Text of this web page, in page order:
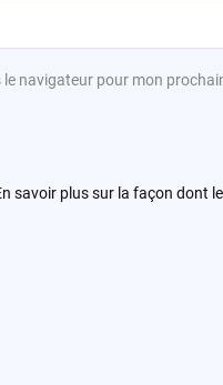
navigateur pour mon
savoir plus sur la façon dont